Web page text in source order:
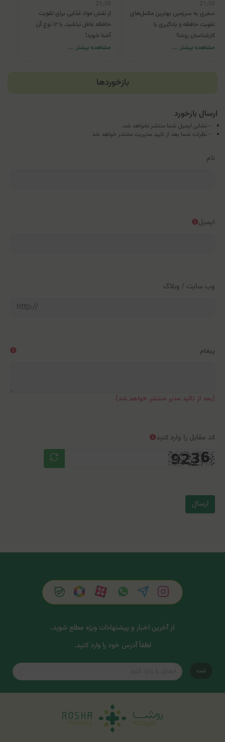
سفری به سرزمین بهترین مکمل‌های
تقویت حافظه و یادگیری با
کارشناسان روشا!
مشاهده بیشتر ...
از نقش مواد غذایی برای تقویت
حافظه غافل نباشید، با ۱۲ نوع آن
آشنا شوید!
مشاهده بیشتر ...
بازخوردها
ارسال بازخورد
- نشانی ایمیل شما منتشر نخواهد شد.
- نظرات شما بعد از تایید مدیریت منتشر خواهد شد
نام
ایمیل
وب سایت / وبلاگ
پیغام
(بعد از تائید مدیر منتشر خواهد شد)
کد مقابل را وارد کنید
ارسال
از آخرین اخبار و پیشنهادات ویژه مطلع شوید.
لطفاً آدرس خود را وارد کنید.
ثبت